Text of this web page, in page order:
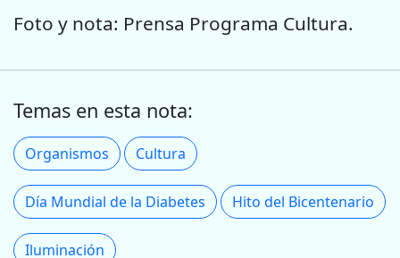
Foto y nota: Prensa Programa Cultura.
Temas en esta nota:
Organismos Cultura
Día Mundial de la Diabetes Hito del Bicentenario
Iluminación